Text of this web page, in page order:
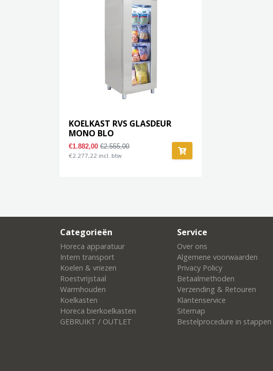
KOELKAST RVS GLASDEUR
MONO BLO
€1.882,00€2.555,00
€2.277,22 incl. btw
Categorieën
Horeca apparatuur
Intern transport
Koelen & vriezen
Roestvrijstaal
Warmhouden
Koelkasten
Horeca bierkoelkasten
GEBRUIKT / OUTLET
Service
Over ons
Algemene voorwaarden
Privacy Policy
Betaalmethoden
Verzending & Retouren
Klantenservice
Sitemap
Bestelprocedure in stappen